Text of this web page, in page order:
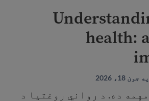
health:
2026
ده. د رواني روغتیا د